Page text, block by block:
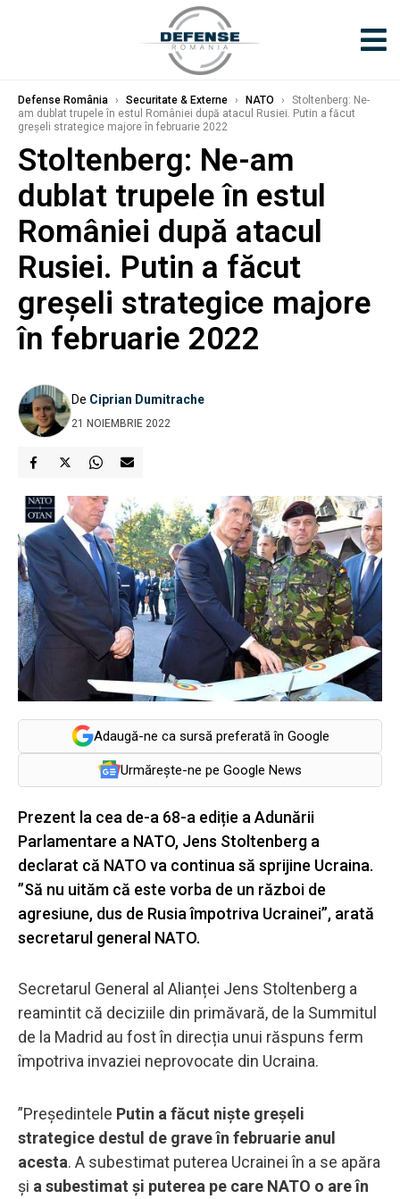
Defense România › Securitate & Externe › NATO ›
Stoltenberg: Ne-
am dublat trupele în estul României după atacul Rusiei. Putin a făcut
greșeli strategice majore în februarie 2022
Stoltenberg: Ne-am
dublat trupele în estul
României după atacul
Rusiei. Putin a făcut
greșeli strategice majore
în februarie 2022
De Ciprian Dumitrache
21 NOIEMBRIE 2022
Adaugă-ne ca sursă preferată în Google
Urmărește-ne pe Google News
Prezent la cea de-a 68-a ediție a Adunării
Parlamentare a NATO, Jens Stoltenberg a
declarat că NATO va continua să sprijine Ucraina.
”Să nu uităm că este vorba de un război de
agresiune, dus de Rusia împotriva Ucrainei”, arată
secretarul general NATO.
Secretarul General al Alianței Jens Stoltenberg a
reamintit că deciziile din primăvară, de la Summitul
de la Madrid au fost în direcția unui răspuns ferm
împotriva invaziei neprovocate din Ucraina.
”Preşedintele Putin a făcut nişte greşeli
strategice destul de grave în februarie anul
acesta. A subestimat puterea Ucrainei în a se apăra
şi a subestimat şi puterea pe care NATO o are în